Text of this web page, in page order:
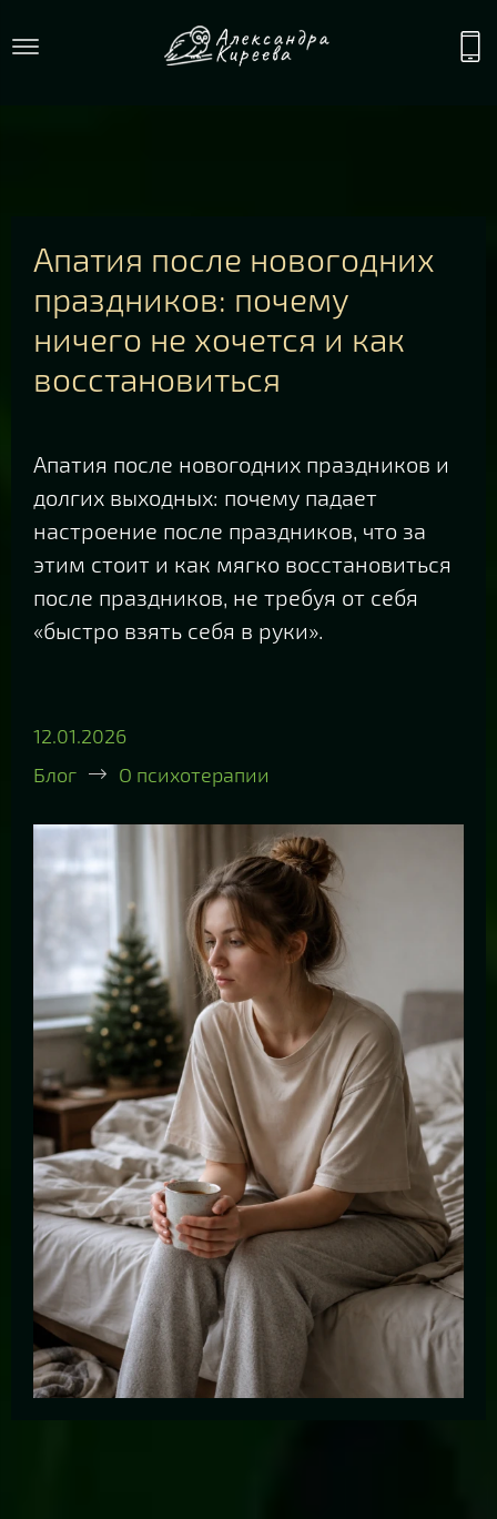
Апатия после новогодних
праздников: почему
ничего не хочется и как
восстановиться
Апатия после новогодних праздников и
долгих выходных: почему падает
настроение после праздников, что за
этим стоит и как мягко восстановиться
после праздников, не требуя от себя
«быстро взять себя в руки».
12.01.2026
Блог
О психотерапии